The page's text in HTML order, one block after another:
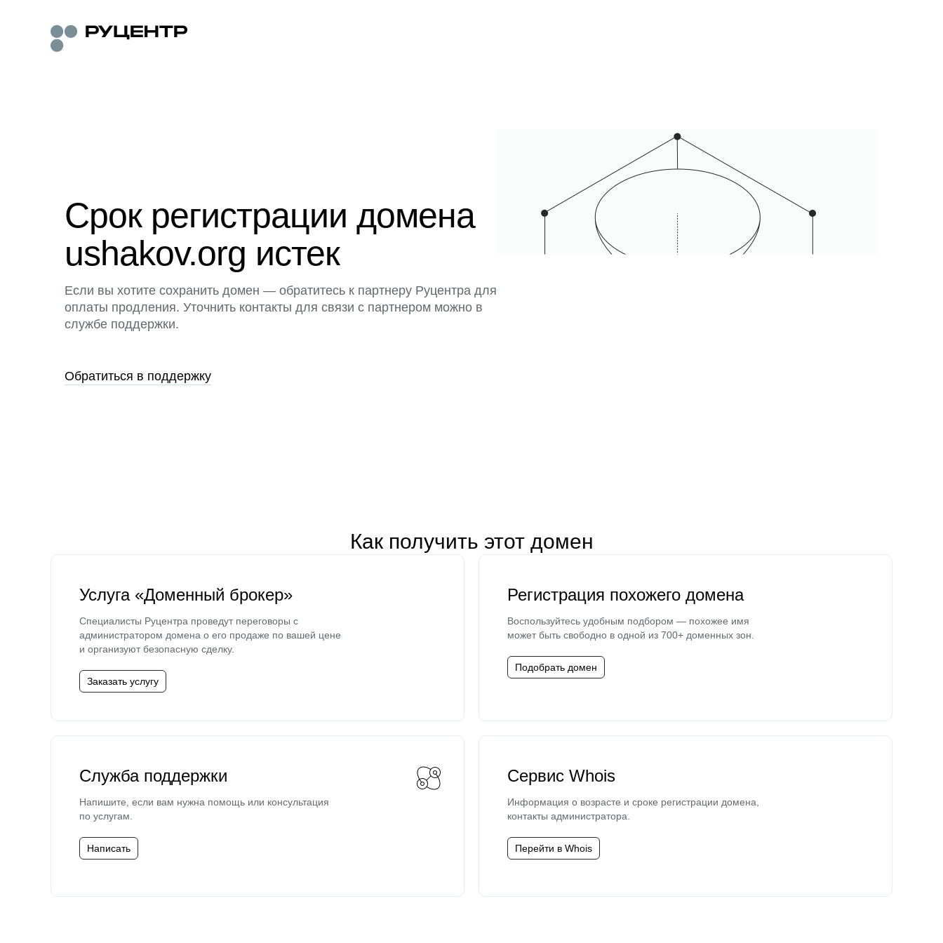
Срок регистрации домена
ushakov.org истек
Если вы хотите сохранить домен — обратитесь к партнеру Руцентра для
оплаты продления. Уточнить контакты для связи с партнером можно в
службе поддержки.
Обратиться в поддержку
Как получить этот домен
Услуга «Доменный брокер»
Специалисты Руцентра проведут переговоры с
администратором домена о его продаже по вашей цене
и организуют безопасную сделку.
Заказать услугу
Регистрация похожего домена
Воспользуйтесь удобным подбором — похожее имя
может быть свободно в одной из 700+ доменных зон.
Подобрать домен
Служба поддержки
Напишите, если вам нужна помощь или консультация
по услугам.
Написать
Сервис Whois
Информация о возрасте и сроке регистрации домена,
контакты администратора.
Перейти в Whois